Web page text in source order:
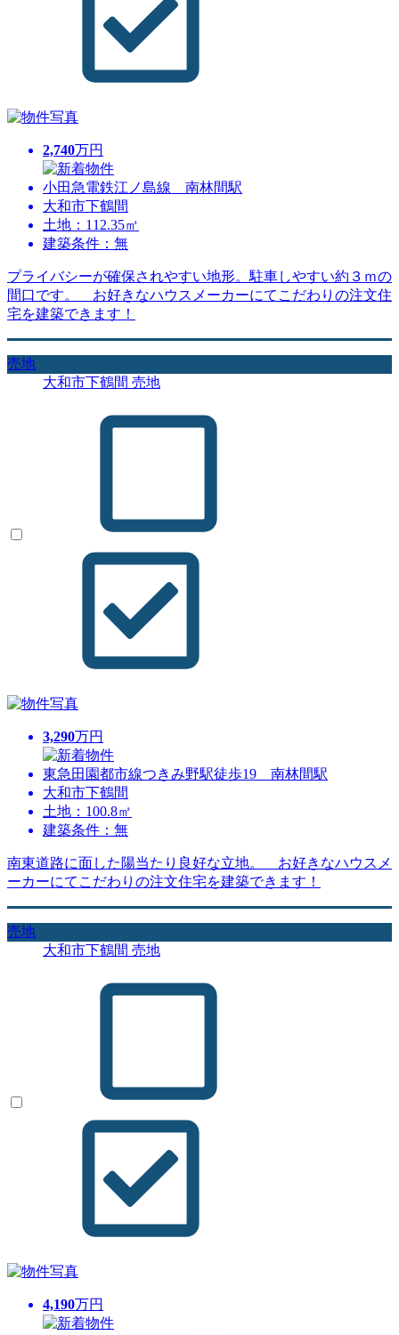
2,740万円
小田急電鉄江ノ島線 南林間駅
大和市下鶴間
土地：112.35㎡
建築条件：無
プライバシーが確保されやすい地形。駐車しやすい約３ｍの
間口です。 お好きなハウスメーカーにてこだわりの注文住
宅を建築できます！
売地
大和市下鶴間 売地
3,290万円
東急田園都市線つきみ野駅徒歩19 南林間駅
大和市下鶴間
土地：100.8㎡
建築条件：無
南東道路に面した陽当たり良好な立地。 お好きなハウスメ
ーカーにてこだわりの注文住宅を建築できます！
売地
大和市下鶴間 売地
4,190万円